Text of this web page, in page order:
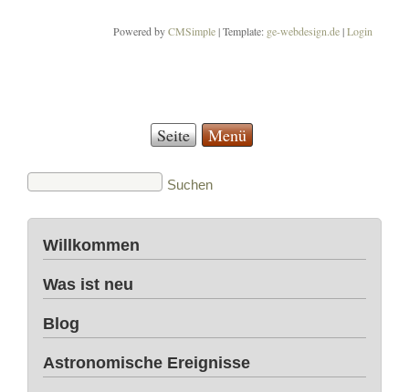
Powered byCMSimple| Template: ge-webdesign.de|Login
Seite Menü
Willkommen
Was ist neu
Blog
Astronomische Ereignisse